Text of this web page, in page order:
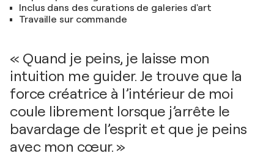
Inclus dans des curations de galeries d'art
Travaille sur commande
« Quand je peins, je laisse mon
intuition me guider. Je trouve que la
force créatrice à l’intérieur de moi
coule librement lorsque j’arrête le
bavardage de l’esprit et que je peins
avec mon cœur. »